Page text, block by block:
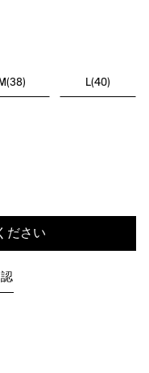
L(40)
ださい